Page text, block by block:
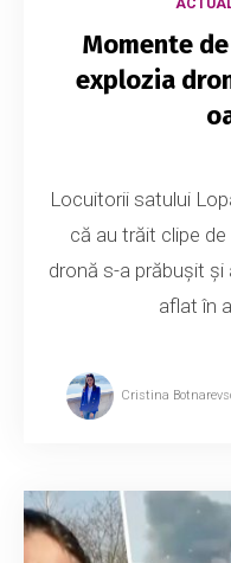
Momente
explozia
Locuitorii satului
că au trăit clipe
dronă s-a prăbușit
aflat în
Cristina